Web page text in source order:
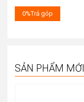
0%Trả góp
SẢN PHẨM MỚI